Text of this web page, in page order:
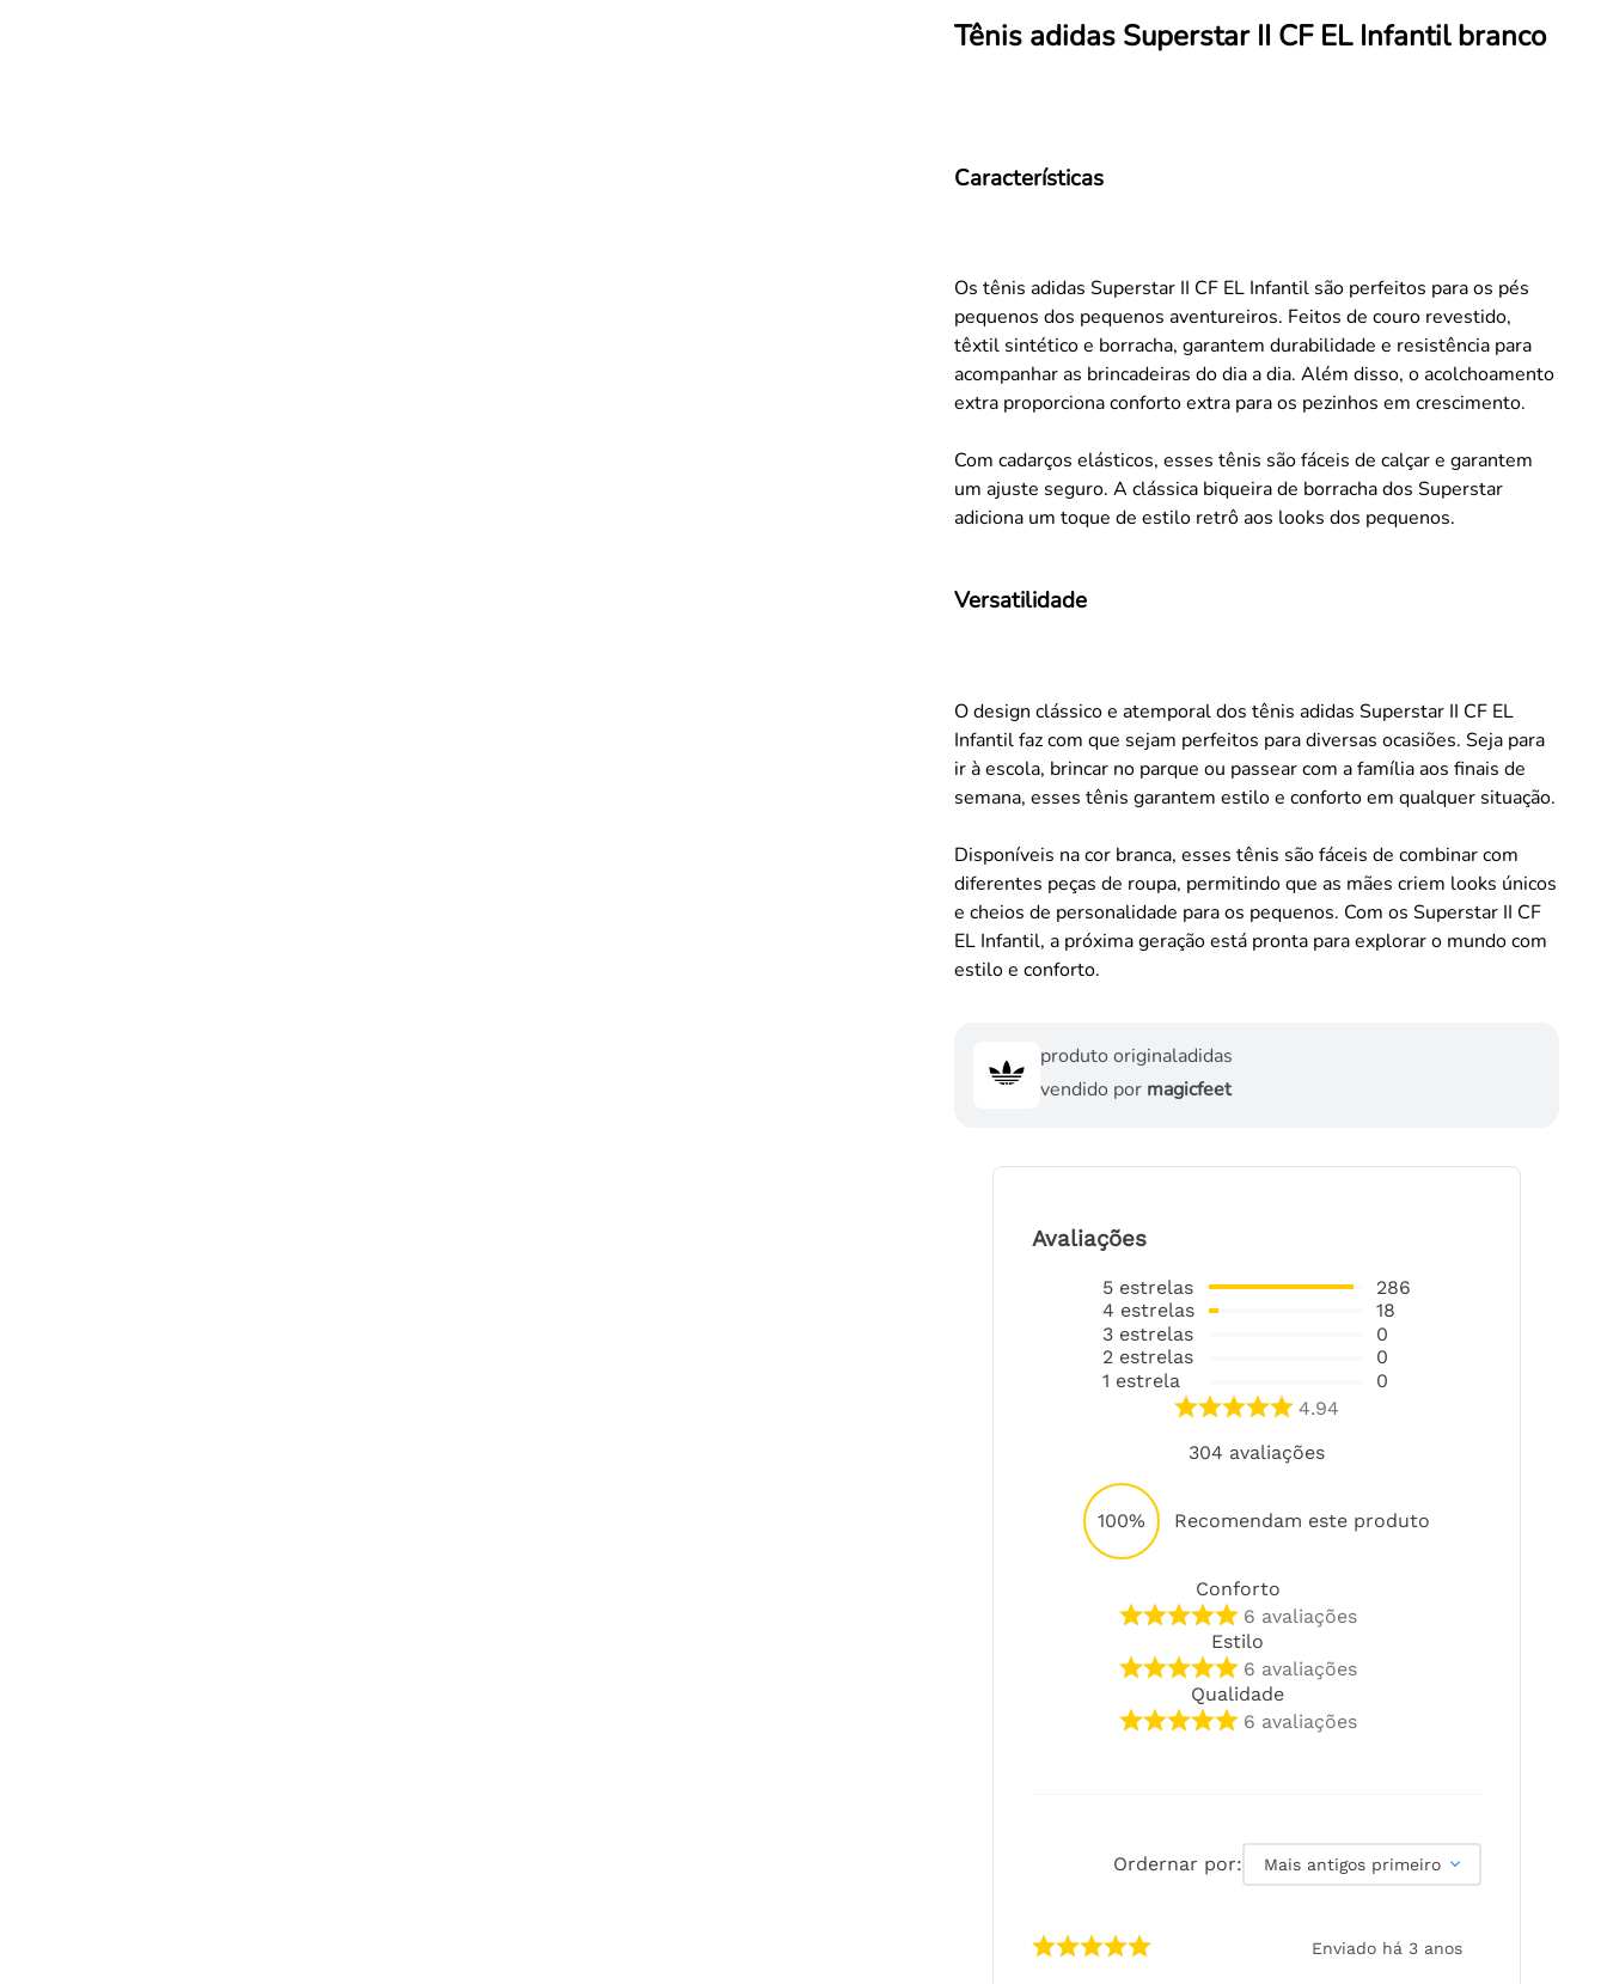
Tênis adidas Superstar II CF EL Infantil branco
Características
Os tênis adidas Superstar II CF EL Infantil são perfeitos para os pés
pequenos dos pequenos aventureiros. Feitos de couro revestido,
têxtil sintético e borracha, garantem durabilidade e resistência para
acompanhar as brincadeiras do dia a dia. Além disso, o acolchoamento
extra proporciona conforto extra para os pezinhos em crescimento.
Com cadarços elásticos, esses tênis são fáceis de calçar e garantem
um ajuste seguro. A clássica biqueira de borracha dos Superstar
adiciona um toque de estilo retrô aos looks dos pequenos.
Versatilidade
O design clássico e atemporal dos tênis adidas Superstar II CF EL
Infantil faz com que sejam perfeitos para diversas ocasiões. Seja para
ir à escola, brincar no parque ou passear com a família aos finais de
semana, esses tênis garantem estilo e conforto em qualquer situação.
Disponíveis na cor branca, esses tênis são fáceis de combinar com
diferentes peças de roupa, permitindo que as mães criem looks únicos
e cheios de personalidade para os pequenos. Com os Superstar II CF
EL Infantil, a próxima geração está pronta para explorar o mundo com
estilo e conforto.
produto originaladidas
vendido por magicfeet
Avaliações
5 estrelas
4 estrelas
3 estrelas
2 estrelas
1 estrela
286
18
0
0
0
4.94
304 avaliações
100% Recomendam este produto
Conforto
6 avaliações
Estilo
6 avaliações
Qualidade
6 avaliações
Ordernar por: Mais antigos primeiro
Enviado há 3 anos